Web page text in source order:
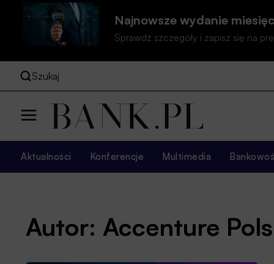
Najnowsze wydanie
Sprawdź szczegóły i zapisz się na
Szukaj
Aktualności Konferencje Multimedia
Autor: Accenture